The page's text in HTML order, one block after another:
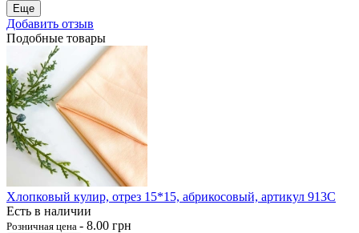
Еще
Добавить отзыв
Подобные товары
Хлопковый кулир, отрез 15*15, абрикосовый, артикул 913С
Есть в наличии
Розничная цена - 8.00 грн